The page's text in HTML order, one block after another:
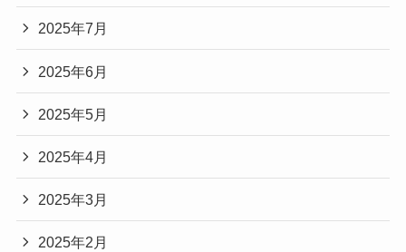
2025年7月
2025年6月
2025年5月
2025年4月
2025年3月
2025年2月